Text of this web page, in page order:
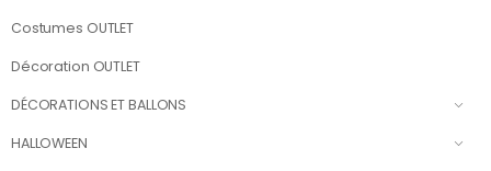
Costumes OUTLET
Décoration OUTLET
DÉCORATIONS ET BALLONS
HALLOWEEN